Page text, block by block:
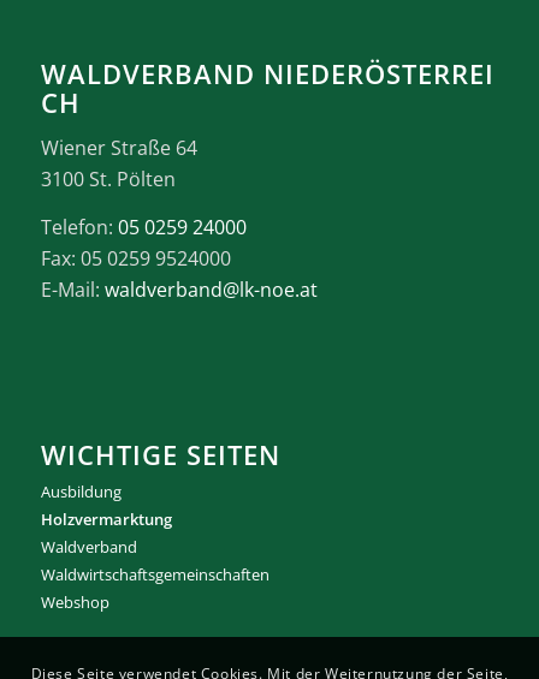
WALDVERBAND NIEDERÖSTERREI
CH
Wiener Straße 64
3100 St. Pölten
Telefon: 05 0259 24000
Fax: 05 0259 9524000
E-Mail: waldverband@lk-noe.at
WICHTIGE SEITEN
Ausbildung
Holzvermarktung
Waldverband
Waldwirtschaftsgemeinschaften
Webshop
Diese Seite verwendet Cookies. Mit der Weiternutzung der Seite,